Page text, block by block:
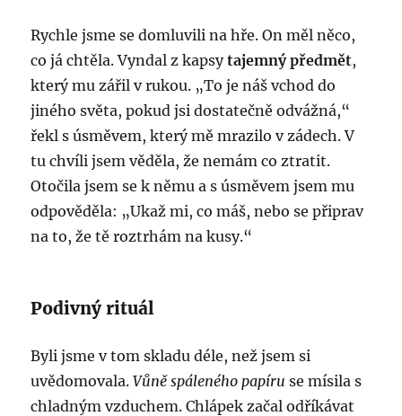
Rychle jsme se domluvili na hře. On měl něco,
co já chtěla. Vyndal z kapsytajemný předmět,
který mu zářil v rukou. „To je náš vchod do
jiného světa, pokud jsi dostatečně odvážná,“
řekl s úsměvem, který mě mrazilo v zádech. V
tu chvíli jsem věděla, že nemám co ztratit.
Otočila jsem se k němu a s úsměvem jsem mu
odpověděla: „Ukaž mi, co máš, nebo se připrav
na to, že tě roztrhám na kusy.“
Podivný rituál
Byli jsme v tom skladu déle, než jsem si
uvědomovala.Vůně spáleného papíru se mísila s
chladným vzduchem. Chlápek začal odříkávat